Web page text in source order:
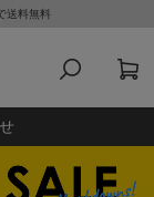
送料無料